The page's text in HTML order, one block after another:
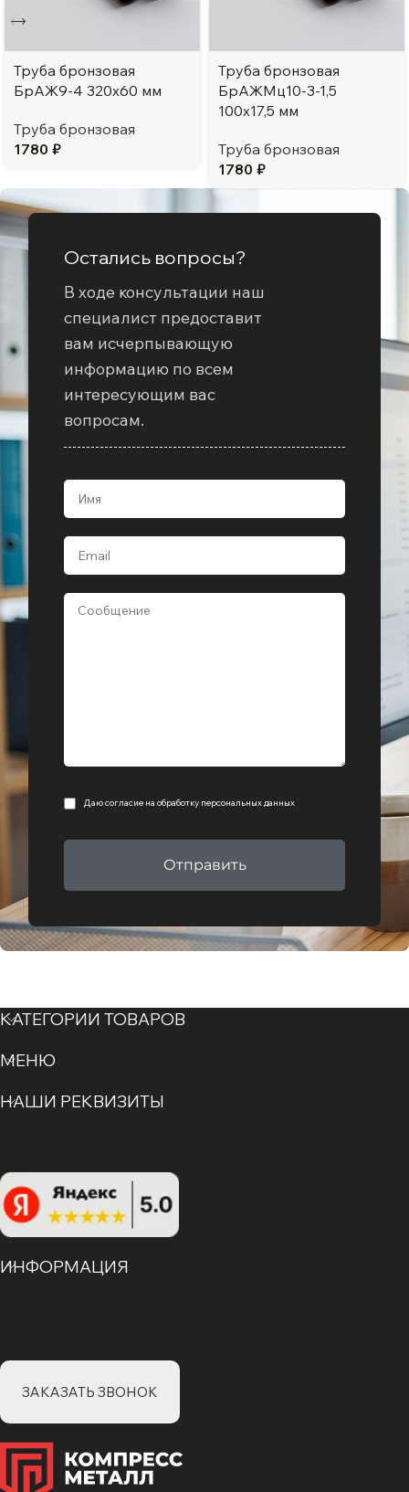
Труба бронзовая
БрАЖ9-4 320х60 мм
Труба бронзовая
1780 ₽
Труба бронзовая
БрАЖМц10-3-1,5
100х17,5 мм
Труба бронзовая
1780 ₽
Остались вопросы?
В ходе консультации наш
специалист предоставит
вам исчерпывающую
информацию по всем
интересующим вас
вопросам.
Даю согласие на обработку персональных данных
Отправить
КАТЕГОРИИ ТОВАРОВ
МЕНЮ
НАШИ РЕКВИЗИТЫ
ИНФОРМАЦИЯ
ЗАКАЗАТЬ ЗВОНОК